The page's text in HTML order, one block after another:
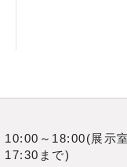
10:00～18:00(展示
17:30まで)